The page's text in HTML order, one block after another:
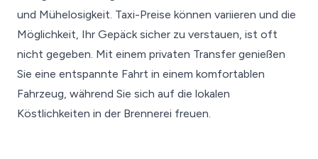
und Mühelosigkeit. Taxi-Preise können variieren und die
Möglichkeit, Ihr Gepäck sicher zu verstauen, ist oft
nicht gegeben. Mit einem privaten Transfer genießen
Sie eine entspannte Fahrt in einem komfortablen
Fahrzeug, während Sie sich auf die lokalen
Köstlichkeiten in der Brennerei freuen.